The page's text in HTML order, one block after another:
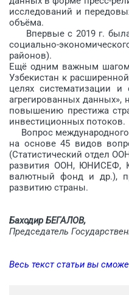
исследований и
объёма.
Впервые с 2019 г. была
социально-
районов).
Ещё одним важным шагом
Узбекистан к
целях систематизации и
агрегированных данных»,
повышению прес­тижа
инвестиционных потоков.
Вопрос международного
на основе 45 видов
(Статистический отдел
развития ООН, ЮНИСЕФ,
валютный фонд и др.),
развитию страны.
Баходир БЕГАЛОВ,
Председатель
Весь текст статьи вы